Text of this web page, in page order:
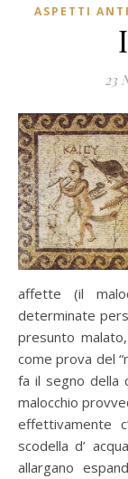
ASPETTI
23
affette (il
determinate
presunto
come prova del
fa il segno della
malocchio
effettivamente
scodella d’
allargano